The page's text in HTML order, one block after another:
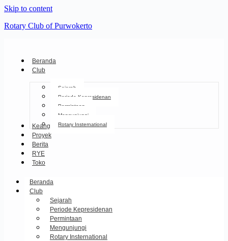
Skip to content
Rotary Club of Purwokerto
Beranda
Club
Sejarah
Periode Kepresidenan
Permintaan
Mengunjungi
Rotary Insternational
Keanggotaan
Proyek
Berita
RYE
Toko
Beranda
Club
Sejarah
Periode Kepresidenan
Permintaan
Mengunjungi
Rotary Insternational